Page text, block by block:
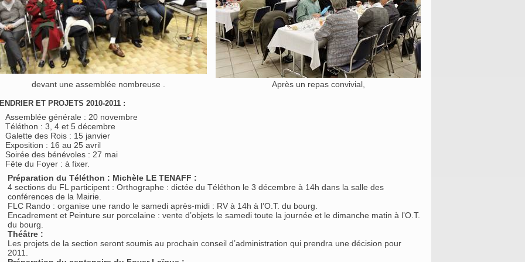
devant une assemblée nombreuse . Après un repas convivial,
ET PROJETS 2010-2011 :
Assemblée générale : 20 novembre
Téléthon : 3, 4 et 5 décembre
Galette des Rois : 15 janvier
Exposition : 16 au 25 avril
Soirée des bénévoles : 27 mai
Fête du Foyer : à fixer.
Préparation du Téléthon : Michèle LE TENAFF :
4 sections du FL participent : Orthographe : dictée du Téléthon le 3 décembre à 14h dans la salle des
conférences de la Mairie.
FLC Rando : organise une rando le samedi après-midi : RV à 14h à l’O.T. du bourg.
Encadrement et Peinture sur porcelaine : vente d’objets le samedi toute la journée et le dimanche matin à l’O.T.
du bourg.
Théâtre :
Les projets de la section seront soumis au prochain conseil d’administration qui prendra une décision pour
2011.